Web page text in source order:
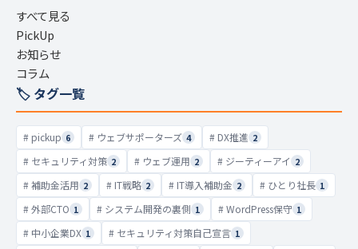
すべて見る
PickUp
お知らせ
コラム
🏷️ タグ一覧
# pickup 6 # ウェブサポーターズ 4 # DX推進 2
# セキュリティ対策 2 # ウェブ運用 2 # ジーティーアイ 2
# 補助金活用 2 # IT戦略 2 # IT導入補助金 2 # ひとり社長 1
# 外部CTO 1 # システム開発の裏側 1 # WordPress保守 1
# 中小企業DX 1 # セキュリティ対策自己宣言 1